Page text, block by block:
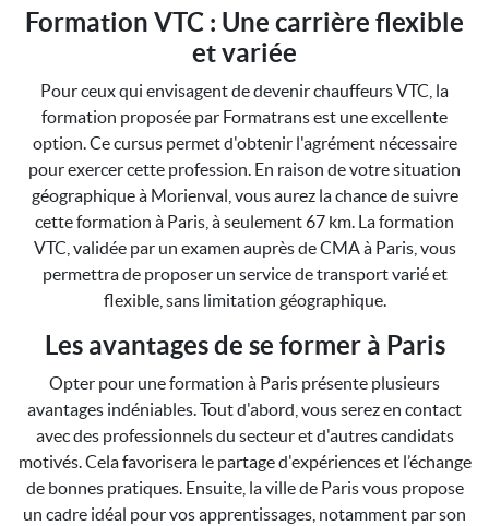
Formation VTC : Une carrière flexible
et variée
Pour ceux qui envisagent de devenir chauffeurs VTC, la
formation proposée par Formatrans est une excellente
option. Ce cursus permet d'obtenir l'agrément nécessaire
pour exercer cette profession. En raison de votre situation
géographique à Morienval, vous aurez la chance de suivre
cette formation à Paris, à seulement 67 km. La formation
VTC, validée par un examen auprès de CMA à Paris, vous
permettra de proposer un service de transport varié et
flexible, sans limitation géographique.
Les avantages de se former à Paris
Opter pour une formation à Paris présente plusieurs
avantages indéniables. Tout d'abord, vous serez en contact
avec des professionnels du secteur et d'autres candidats
motivés. Cela favorisera le partage d'expériences et l’échange
de bonnes pratiques. Ensuite, la ville de Paris vous propose
un cadre idéal pour vos apprentissages, notamment par son